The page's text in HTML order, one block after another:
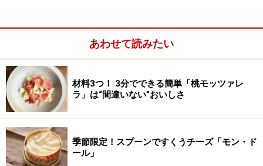
直径37cmもあるのに、厚さはたったの3cm!! それでいて
組織が柔らかいので輸送には不向き。なのになぜ、昔か
らとても有名で、かつ人気があるチーズ なのかという
と……まずは、もちろんその素晴らしい味と美しい外観。
あわせて読みたい
材料3つ！ 3分でできる簡単「桃モッツァレ
ラ」は“間違いない”おいしさ
季節限定！スプーンですくうチーズ「モン・ド
ール」